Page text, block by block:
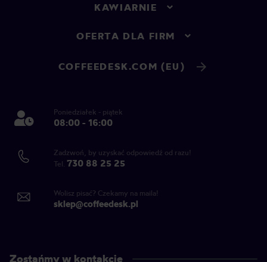
KAWIARNIE
OFERTA DLA FIRM
COFFEEDESK.COM (EU)
Poniedziałek - piątek
08:00 - 16:00
Zadzwoń, by uzyskać odpowiedź od razu!
Tel. 730 88 25 25
Wolisz pisać? Czekamy na maila!
sklep@coffeedesk.pl
Zostańmy w kontakcie